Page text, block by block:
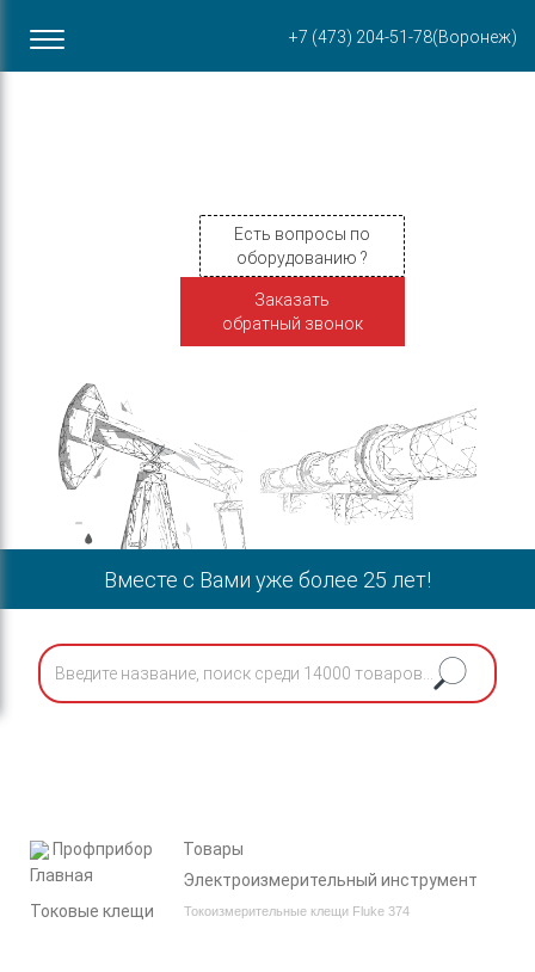
+7 (473) 204-51-78(Воронеж)
ул. Пирогова, 87Б
Есть вопросы по
оборудованию ?
Заказать
обратный звонок
Вместе с Вами уже более 25 лет!
Профприбор
Товары
Электроизмерительный инструмент
Токовые клещи
Токоизмерительные клещи Fluke 374